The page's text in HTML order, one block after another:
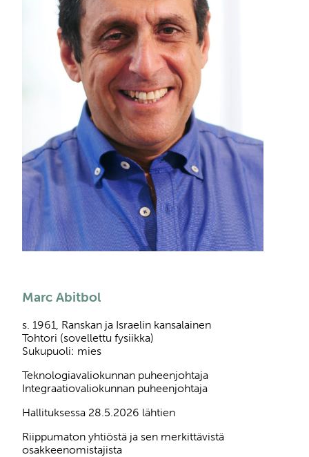
Marc Abitbol
s. 1961, Ranskan ja Israelin kansalainen
Tohtori (sovellettu fysiikka)
Sukupuoli: mies
Teknologiavaliokunnan puheenjohtaja
Integraatiovaliokunnan puheenjohtaja
Hallituksessa 28.5.2026 lähtien
Riippumaton yhtiöstä ja sen merkittävistä
osakkeenomistajista